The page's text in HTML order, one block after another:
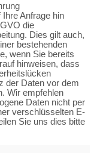
Anfrage hin
die
Dies gilt auch,
bestehenden
wenn Sie bereits
hinweisen, dass
der Daten vor dem
Wir empfehlen
Daten nicht per
verschlüsselten E-
Sie uns dies bitte